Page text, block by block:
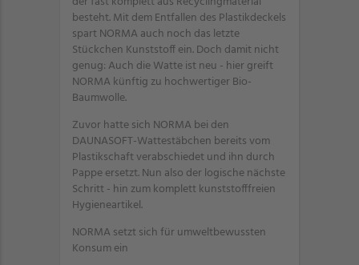
besteht. Mit dem Entfallen des Plastikdeckels
spart NORMA auch noch das letzte
Stückchen Kunststoff ein. Doch damit nicht
genug: Auch die Watte ist neu - hier greift
NORMA künftig zu hochwertiger Bio-
Baumwolle.
Zuvor hatte sich NORMA bei den
DAUNASOFT-Wattestäbchen bereits vom
Plastikschaft verabschiedet und ihn durch
Pappe ersetzt. Nun also der logische nächste
Schritt - hin zum komplett kunststofffreien
Hygieneartikel.
NORMA setzt sich für umweltbewussten
Konsum ein